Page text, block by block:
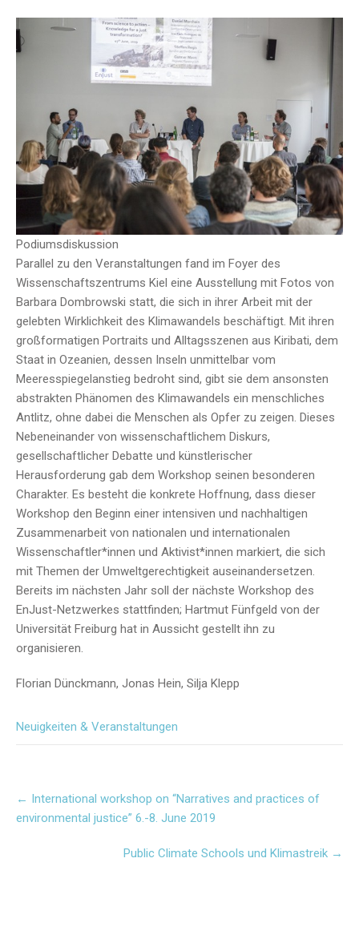
Podiumsdiskussion
Parallel zu den Veranstaltungen fand im Foyer des
Wissenschaftszentrums Kiel eine Ausstellung mit Fotos von
Barbara Dombrowski statt, die sich in ihrer Arbeit mit der
gelebten Wirklichkeit des Klimawandels beschäftigt. Mit ihren
großformatigen Portraits und Alltagsszenen aus Kiribati, dem
Staat in Ozeanien, dessen Inseln unmittelbar vom
Meeresspiegelanstieg bedroht sind, gibt sie dem ansonsten
abstrakten Phänomen des Klimawandels ein menschliches
Antlitz, ohne dabei die Menschen als Opfer zu zeigen. Dieses
Nebeneinander von wissenschaftlichem Diskurs,
gesellschaftlicher Debatte und künstlerischer
Herausforderung gab dem Workshop seinen besonderen
Charakter. Es besteht die konkrete Hoffnung, dass dieser
Workshop den Beginn einer intensiven und nachhaltigen
Zusammenarbeit von nationalen und internationalen
Wissenschaftler*innen und Aktivist*innen markiert, die sich
mit Themen der Umweltgerechtigkeit auseinandersetzen.
Bereits im nächsten Jahr soll der nächste Workshop des
EnJust-Netzwerkes stattfinden; Hartmut Fünfgeld von der
Universität Freiburg hat in Aussicht gestellt ihn zu
organisieren.
Florian Dünckmann, Jonas Hein, Silja Klepp
Neuigkeiten & Veranstaltungen
Post
navigation
←
International workshop on “Narratives and practices of
environmental justice” 6.-8. June 2019
Public Climate Schools und Klimastreik →